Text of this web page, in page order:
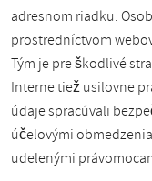
adresnom riadku.
prostredníctvom
Tým je pre škodlivé
Interne tiež usilovne
údaje spracúvali
účelovými
udelenými